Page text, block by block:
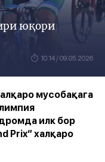
юқори
10:14 / 09.05.2026
мусобақага
илк бор
Prix” халқаро